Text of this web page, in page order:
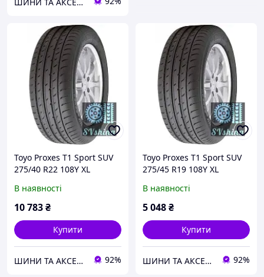
Toyo Proxes T1 Sport SUV
275/40 R22 108Y XL
В наявності
10 783₴
Купити
ШИНИ ТА АКСЕСУАРИ ДЛЯ ВСІХ ВИДІВ ТЕХНІКИ 92%
Toyo Proxes T1 Sport SUV
275/45 R19 108Y XL
В наявності
5 048₴
Купити
ШИНИ ТА АКСЕСУАРИ ДЛЯ ВСІХ ВИДІВ ТЕХНІКИ 92%